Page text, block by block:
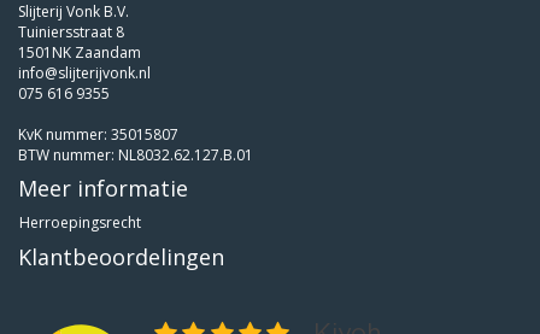
Slijterij Vonk B.V.
Tuiniersstraat 8
1501NK Zaandam
info@slijterijvonk.nl
075 616 9355
KvK nummer: 35015807
BTW nummer: NL8032.62.127.B.01
Meer informatie
Herroepingsrecht
Klantbeoordelingen